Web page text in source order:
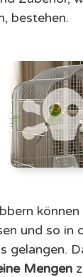
bestehen.
und so in
gelangen.
Mengen